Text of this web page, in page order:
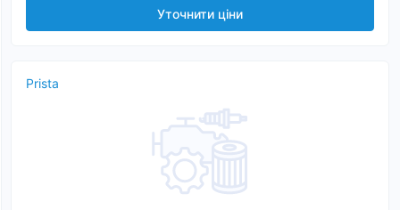
Уточнити ціни
Prista